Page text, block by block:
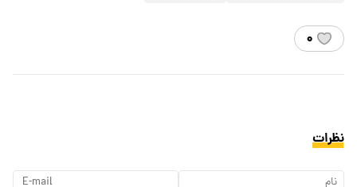
۰
نظرات